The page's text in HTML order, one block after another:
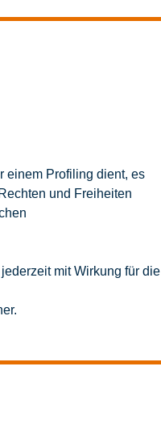
einem Profiling dient, es
und Freiheiten
mit Wirkung für die